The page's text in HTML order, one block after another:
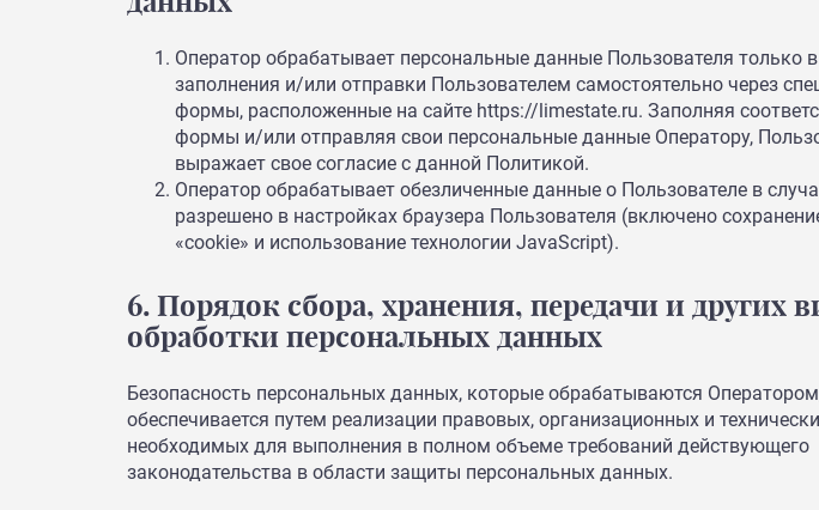
Оператор обрабатывает персональные данные Пользователя только в
заполнения и/или отправки Пользователем самостоятельно через
формы, расположенные на сайте https://limestate.ru. Заполняя
формы и/или отправляя свои персональные данные Оператору,
выражает свое согласие с данной Политикой.
Оператор обрабатывает обезличенные данные о Пользователе в
разрешено в настройках браузера Пользователя (включено
«cookie» и использование технологии JavaScript).
6. Порядок сбора, хранения, передачи и других
обработки персональных данных
Безопасность персональных данных, которые обрабатываются
обеспечивается путем реализации правовых, организационных и
необходимых для выполнения в полном объеме требований действующего
законодательства в области защиты персональных данных.